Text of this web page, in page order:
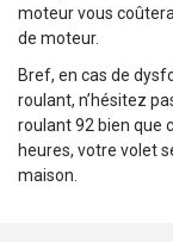
moteur vous
de moteur.
Bref, en cas de
roulant, n’hésitez
roulant 92 bien que
heures, votre volet
maison.